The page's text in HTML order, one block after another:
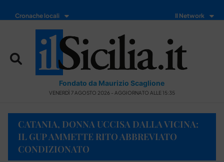
Cronache locali Il Network
Fondato da Maurizio Scaglione
VENERDÌ 7 AGOSTO 2026 - AGGIORNATO ALLE 15:35
CATANIA, DONNA UCCISA DALLA VICINA:
IL GUP AMMETTE RITO ABBREVIATO
CONDIZIONATO